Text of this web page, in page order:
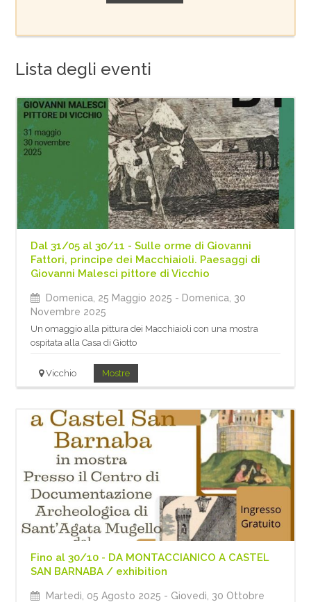
Lista degli eventi
Dal 31/05 al 30/11 - Sulle orme di Giovanni
Fattori, principe dei Macchiaioli. Paesaggi di
Giovanni Malesci pittore di Vicchio
Domenica, 25 Maggio 2025 - Domenica, 30
Novembre 2025
Un omaggio alla pittura dei Macchiaioli con una mostra
ospitata alla Casa di Giotto
Vicchio Mostre
Fino al 30/10 - DA MONTACCIANICO A CASTEL
SAN BARNABA / exhibition
Martedì, 05 Agosto 2025 - Giovedì, 30 Ottobre